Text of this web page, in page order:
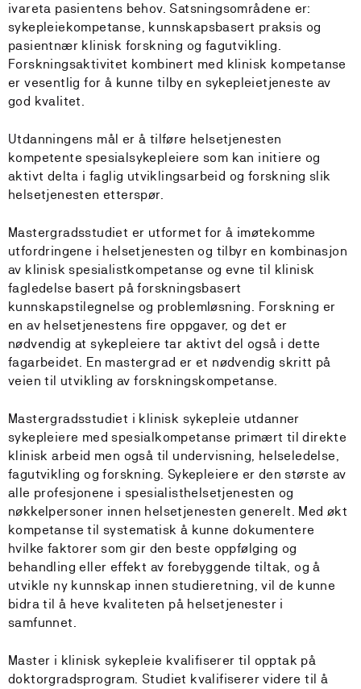
ivareta pasientens behov. Satsningsområdene er:
sykepleiekompetanse, kunnskapsbasert praksis og
pasientnær klinisk forskning og fagutvikling.
Forskningsaktivitet kombinert med klinisk kompetanse
er vesentlig for å kunne tilby en sykepleietjeneste av
god kvalitet.
Utdanningens mål er å tilføre helsetjenesten
kompetente spesialsykepleiere som kan initiere og
aktivt delta i faglig utviklingsarbeid og forskning slik
helsetjenesten etterspør.
Mastergradsstudiet er utformet for å imøtekomme
utfordringene i helsetjenesten og tilbyr en kombinasjon
av klinisk spesialistkompetanse og evne til klinisk
fagledelse basert på forskningsbasert
kunnskapstilegnelse og problemløsning. Forskning er
en av helsetjenestens fire oppgaver, og det er
nødvendig at sykepleiere tar aktivt del også i dette
fagarbeidet. En mastergrad er et nødvendig skritt på
veien til utvikling av forskningskompetanse.
Mastergradsstudiet i klinisk sykepleie utdanner
sykepleiere med spesialkompetanse primært til direkte
klinisk arbeid men også til undervisning, helseledelse,
fagutvikling og forskning. Sykepleiere er den største av
alle profesjonene i spesialisthelsetjenesten og
nøkkelpersoner innen helsetjenesten generelt. Med økt
kompetanse til systematisk å kunne dokumentere
hvilke faktorer som gir den beste oppfølging og
behandling eller effekt av forebyggende tiltak, og å
utvikle ny kunnskap innen studieretning, vil de kunne
bidra til å heve kvaliteten på helsetjenester i
samfunnet.
Master i klinisk sykepleie kvalifiserer til opptak på
doktorgradsprogram. Studiet kvalifiserer videre til å